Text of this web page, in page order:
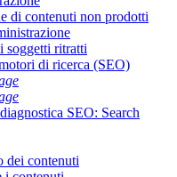
di contenuti non prodotti
soggetti ritratti
di ricerca (SEO)
SEO: Search
dei contenuti